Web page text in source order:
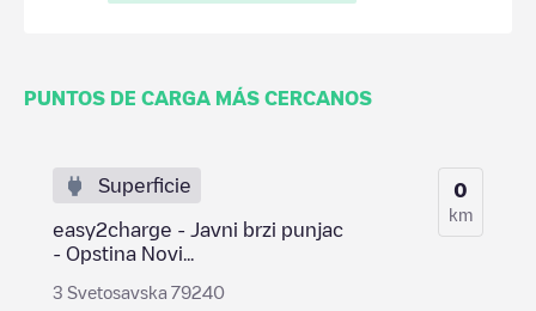
PUNTOS DE CARGA MÁS CERCANOS
Superficie
easy2charge - Javni brzi punjac
- Opstina Novi...
3 Svetosavska 79240
0
km